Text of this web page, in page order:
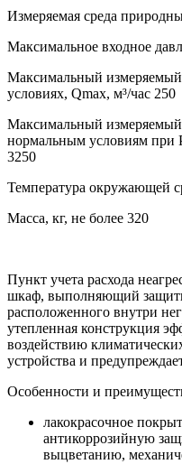
Измеряемая среда
Максимальное входное
Максимальный измеряемый
условиях, Qmax, м³/час 250
Максимальный измеряемый
нормальным условиям при
3250
Температура окружающей
Масса, кг, не более 320
Пункт учета расхода
шкаф, выполняющий
расположенного внутри
утепленная конструкция
воздействию
устройства и
Особенности и
лакокрасочное
антикоррозийную
выцветанию,